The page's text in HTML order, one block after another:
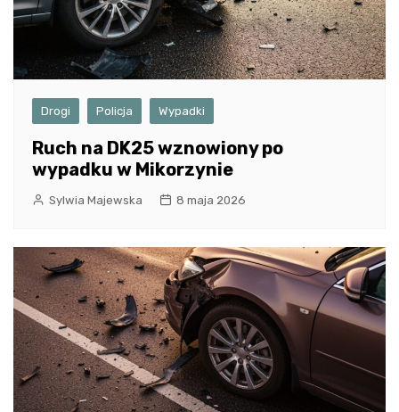
Drogi Policja Wypadki
Ruch na DK25 wznowiony po
wypadku w Mikorzynie
Sylwia Majewska 8 maja 2026